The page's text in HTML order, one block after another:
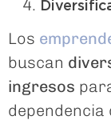
Los
buscan
ingresos
dependencia